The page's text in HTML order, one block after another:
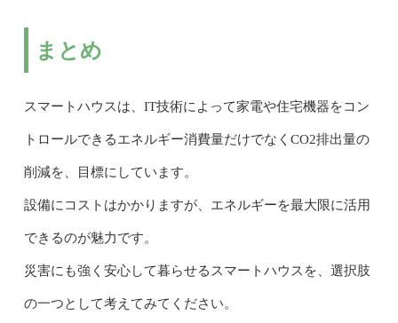
まとめ
スマートハウスは、IT技術によって家電や住宅機器をコン
トロールできるエネルギー消費量だけでなくCO2排出量の
削減を、目標にしています。
設備にコストはかかりますが、エネルギーを最大限に活用
できるのが魅力です。
災害にも強く安心して暮らせるスマートハウスを、選択肢
の一つとして考えてみてください。